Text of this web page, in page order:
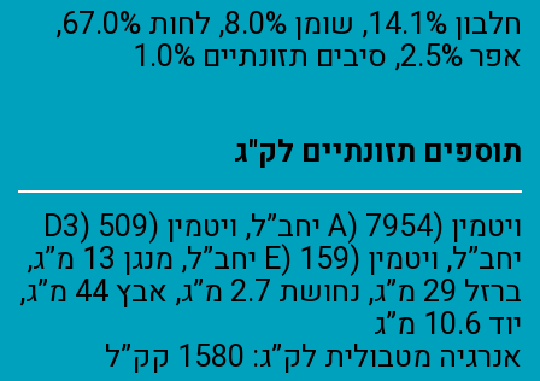
חלבון 14.1%, שומן 8.0%, לחות 67.0%,
אפר 2.5%, סיבים תזונתיים 1.0%
תוספים תזונתיים לק"ג
ויטמין (A) 7954 יחב”ל, ויטמין (D3) 509
יחב”ל, ויטמין (E) 159 יחב”ל, מנגן 13 מ”ג,
ברזל 29 מ”ג, נחושת 2.7 מ”ג, אבץ 44 מ”ג,
יוד 10.6 מ”ג
אנרגיה מטבולית לק”ג: 1580 קק”ל